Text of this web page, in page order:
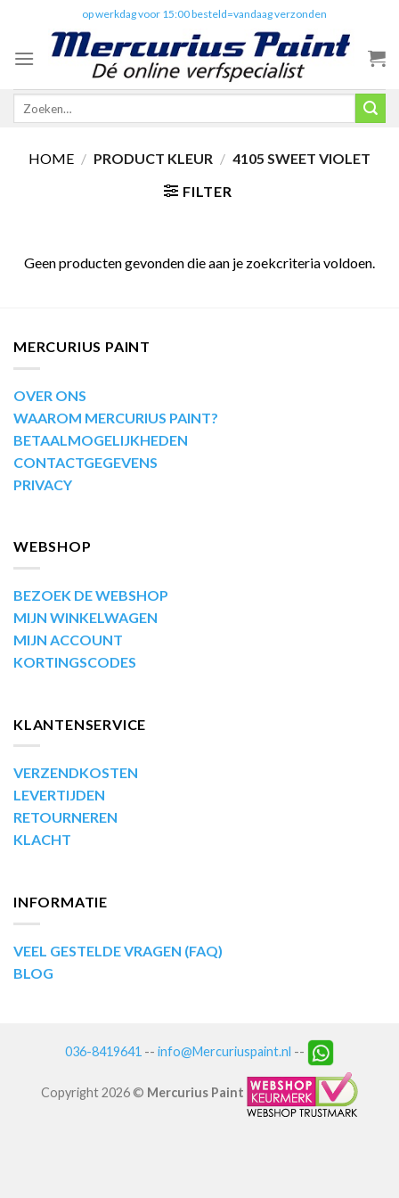
content
op werkdag voor 15:00 besteld=vandaag verzonden
Zoeken
HOME / PRODUCT KLEUR / 4105 SWEET VIOLET
FILTER
Geen producten gevonden die aan je zoekcriteria voldoen.
MERCURIUS PAINT
OVER ONS
WAAROM MERCURIUS PAINT?
BETAALMOGELIJKHEDEN
CONTACTGEGEVENS
PRIVACY
WEBSHOP
BEZOEK DE WEBSHOP
MIJN WINKELWAGEN
MIJN ACCOUNT
KORTINGSCODES
KLANTENSERVICE
VERZENDKOSTEN
LEVERTIJDEN
RETOURNEREN
KLACHT
INFORMATIE
VEEL GESTELDE VRAGEN (FAQ)
BLOG
036-8419641 -- info@Mercuriuspaint.nl --
Copyright 2026 © Mercurius Paint